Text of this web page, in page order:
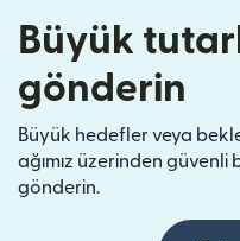
Büyük
gönderin
Büyük hedefler veya
ağımız üzerinden
gönderin.